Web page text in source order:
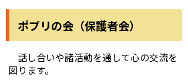
ポプリの会（保護者会）
話し合いや諸活動を通して心の交流を
図ります。